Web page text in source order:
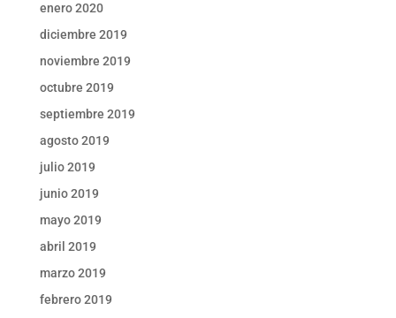
enero 2020
diciembre 2019
noviembre 2019
octubre 2019
septiembre 2019
agosto 2019
julio 2019
junio 2019
mayo 2019
abril 2019
marzo 2019
febrero 2019